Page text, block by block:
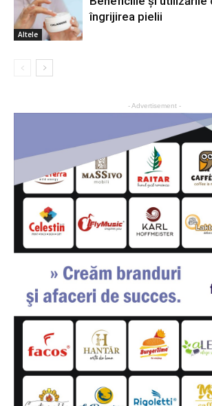
Altele
îngrijirea pielii
- Advertisement -